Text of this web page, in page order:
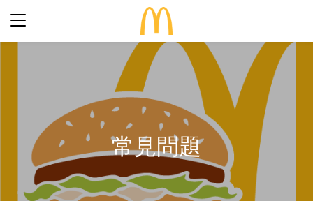
完整菜單
期間限定
食品知多點
早餐「滋」多點
生日派對
關於麥當勞
歷史
餐廳設計
常見問題
常見問題